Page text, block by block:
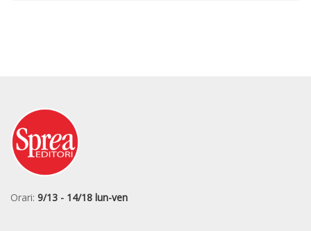
Orari: 9/13 - 14/18 lun-ven